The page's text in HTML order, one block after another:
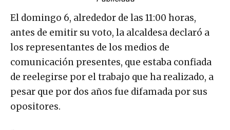
El domingo 6, alrededor de las 11:00 horas,
antes de emitir su voto, la alcaldesa declaró a
los representantes de los medios de
comunicación presentes, que estaba confiada
de reelegirse por el trabajo que ha realizado, a
pesar que por dos años fue difamada por sus
opositores.